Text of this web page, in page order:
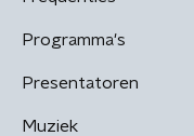
Programma's
Presentatoren
Muziek